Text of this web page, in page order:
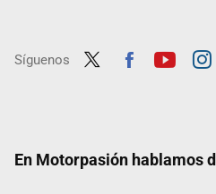
Síguenos
En Motorpasión hablamos